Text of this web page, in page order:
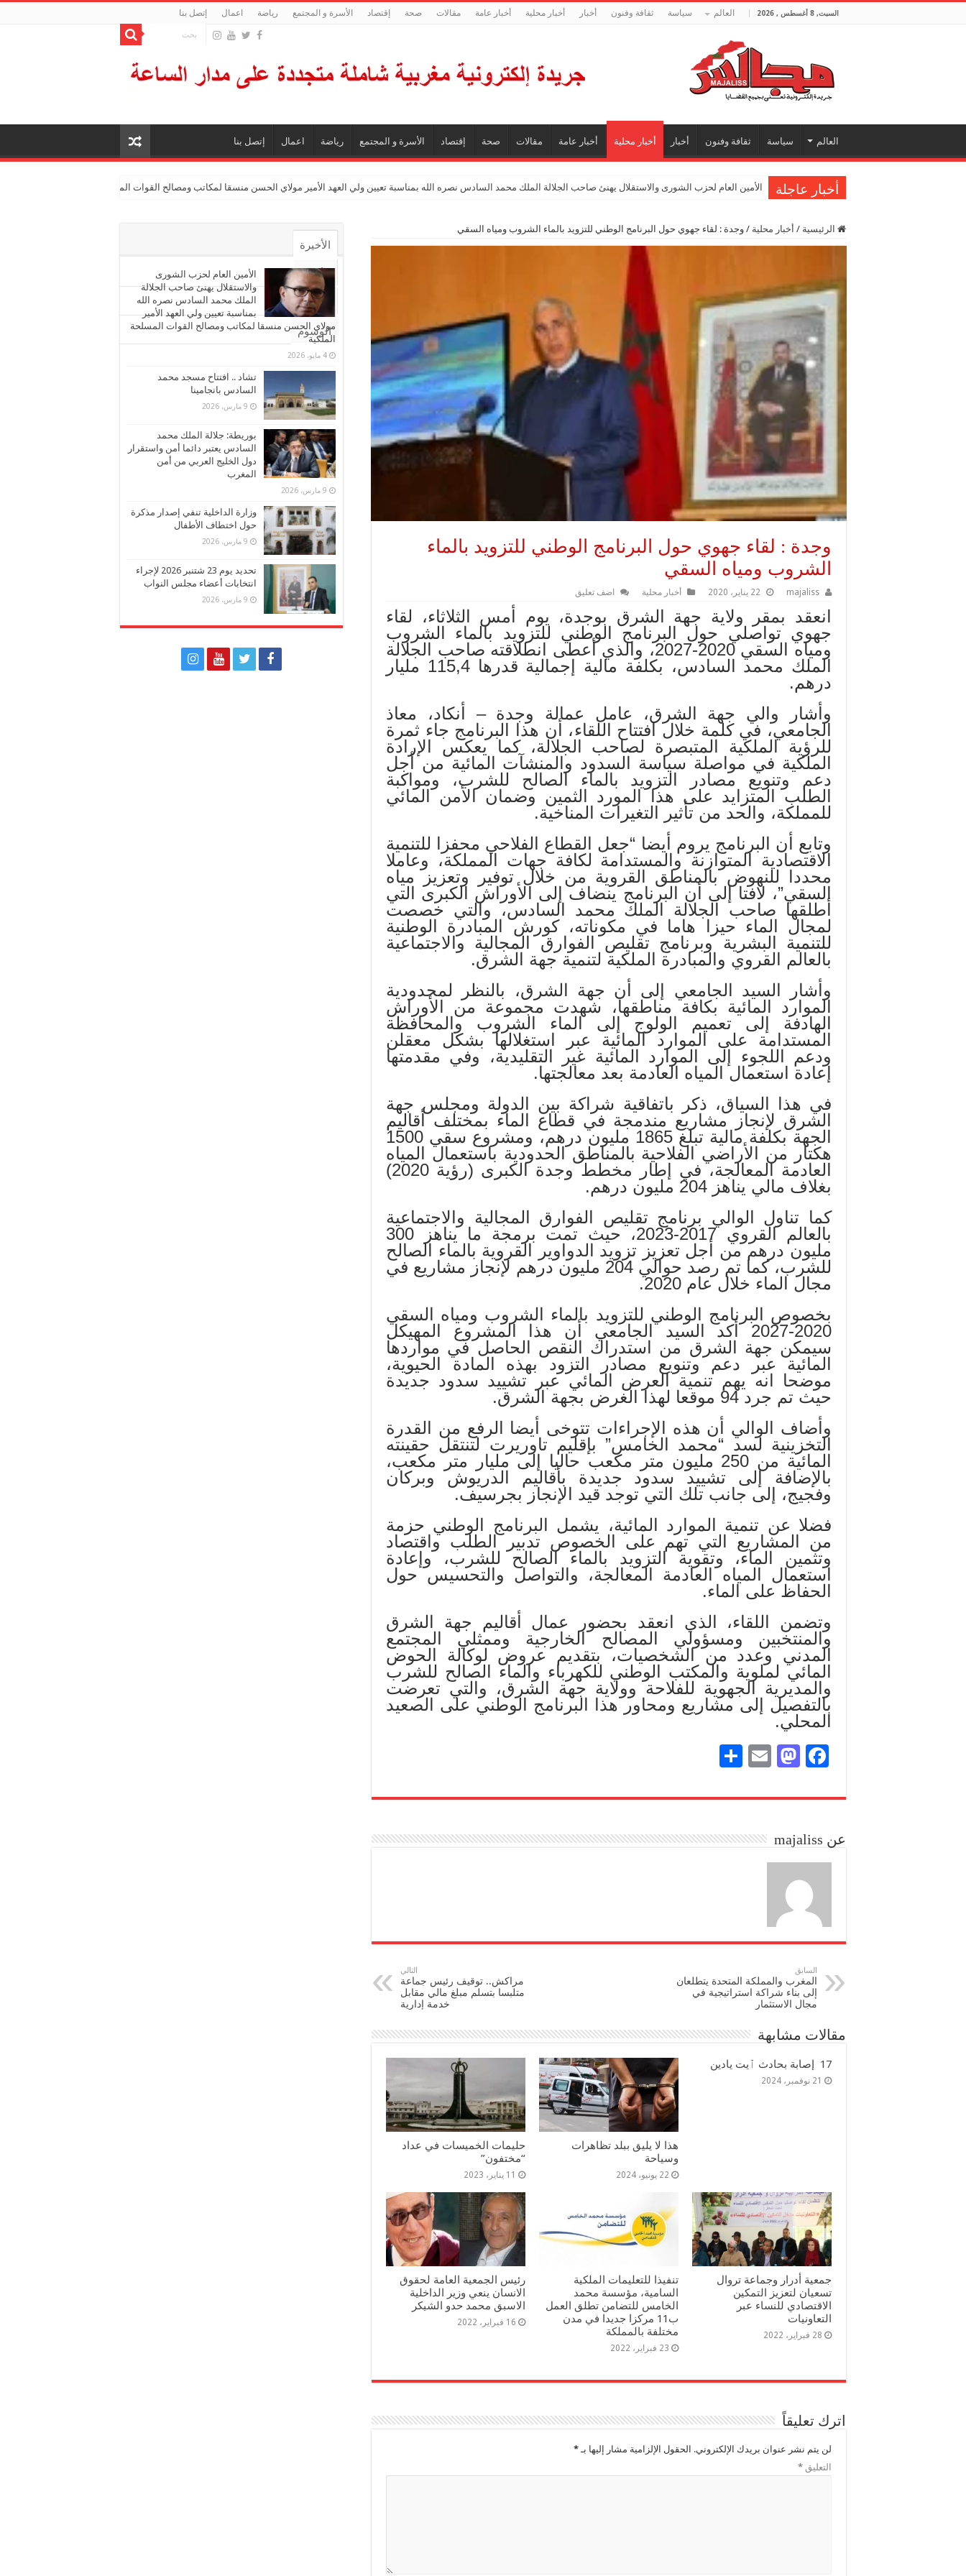
السبت, 8 أغسطس , 2026 العالم سياسة ثقافة وفنون أخبار أخبار محلية أخبار عامة مقالات صحة إقتصاد الأسرة و المجتمع رياضة اعمال إتصل بنا
العالم سياسة ثقافة وفنون أخبار أخبار محلية أخبار عامة مقالات صحة إقتصاد الأسرة و المجتمع رياضة اعمال إتصل بنا
أخبار عاجلة الأمين العام لحزب الشورى والاستقلال يهنئ صاحب الجلالة الملك محمد السادس نصره الله بمناسبة تعيين ولي العهد الأمير مولاي الحسن منسقا لمكاتب ومصالح القوات المسلحة الملكية
الرئيسية / أخبار محلية / وجدة : لقاء جهوي حول البرنامج الوطني للتزويد بالماء الشروب ومياه السقي
وجدة : لقاء جهوي حول البرنامج الوطني للتزويد بالماء
الشروب ومياه السقي
majaliss 22 يناير، 2020 أخبار محلية اضف تعليق
انعقد بمقر ولاية جهة الشرق بوجدة، يوم أمس الثلاثاء، لقاء
جهوي تواصلي حول البرنامج الوطني للتزويد بالماء الشروب
ومياه السقي 2020-2027، والذي أعطى انطلاقته صاحب الجلالة
الملك محمد السادس، بكلفة مالية إجمالية قدرها 115,4 مليار
درهم.
وأشار والي جهة الشرق، عامل عمالة وجدة – أنكاد، معاذ
الجامعي، في كلمة خلال افتتاح اللقاء، أن هذا البرنامج جاء ثمرة
للرؤية الملكية المتبصرة لصاحب الجلالة، كما يعكس الإرادة
الملكية في مواصلة سياسة السدود والمنشآت المائية من أجل
دعم وتنويع مصادر التزويد بالماء الصالح للشرب، ومواكبة
الطلب المتزايد على هذا المورد الثمين وضمان الأمن المائي
للمملكة، والحد من تأثير التغيرات المناخية.
وتابع أن البرنامج يروم أيضا “جعل القطاع الفلاحي محفزا للتنمية
الاقتصادية المتوازنة والمستدامة لكافة جهات المملكة، وعاملا
محددا للنهوض بالمناطق القروية من خلال توفير وتعزيز مياه
السقي”، لافتا إلى أن البرنامج ينضاف إلى الأوراش الكبرى التي
أطلقها صاحب الجلالة الملك محمد السادس، والتي خصصت
لمجال الماء حيزا هاما في مكوناته، كورش المبادرة الوطنية
للتنمية البشرية وبرنامج تقليص الفوارق المجالية والاجتماعية
بالعالم القروي والمبادرة الملكية لتنمية جهة الشرق.
وأشار السيد الجامعي إلى أن جهة الشرق، بالنظر لمحدودية
الموارد المائية بكافة مناطقها، شهدت مجموعة من الأوراش
الهادفة إلى تعميم الولوج إلى الماء الشروب والمحافظة
المستدامة على الموارد المائية عبر استغلالها بشكل معقلن
ودعم اللجوء إلى الموارد المائية غير التقليدية، وفي مقدمتها
إعادة استعمال المياه العادمة بعد معالجتها.
في هذا السياق، ذكر باتفاقية شراكة بين الدولة ومجلس جهة
الشرق لإنجاز مشاريع مندمجة في قطاع الماء بمختلف أقاليم
الجهة بكلفة مالية تبلغ 1865 مليون درهم، ومشروع سقي 1500
هكتار من الأراضي الفلاحية بالمناطق الحدودية باستعمال المياه
العادمة المعالجة، في إطار مخطط وجدة الكبرى (رؤية 2020)
بغلاف مالي يناهز 204 مليون درهم.
كما تناول الوالي برنامج تقليص الفوارق المجالية والاجتماعية
بالعالم القروي 2017-2023، حيث تمت برمجة ما يناهز 300
مليون درهم من أجل تعزيز تزويد الدواوير القروية بالماء الصالح
للشرب، كما تم رصد حوالي 204 مليون درهم لإنجاز مشاريع في
مجال الماء خلال عام 2020.
بخصوص البرنامج الوطني للتزويد بالماء الشروب ومياه السقي
2020-2027 أكد السيد الجامعي أن هذا المشروع المهيكل
سيمكن جهة الشرق من استدراك النقص الحاصل في مواردها
المائية عبر دعم وتنويع مصادر التزود بهذه المادة الحيوية،
موضحا انه يهم تنمية العرض المائي عبر تشييد سدود جديدة
حيث تم جرد 94 موقعا لهذا الغرض بجهة الشرق.
وأضاف الوالي أن هذه الإجراءات تتوخى أيضا الرفع من القدرة
التخزينية لسد “محمد الخامس” بإقليم تاوريرت لتنتقل حقينته
المائية من 250 مليون متر مكعب حاليا إلى مليار متر مكعب،
بالإضافة إلى تشييد سدود جديدة بأقاليم الدريوش وبركان
وفجيج، إلى جانب تلك التي توجد قيد الإنجاز بجرسيف.
فضلا عن تنمية الموارد المائية، يشمل البرنامج الوطني حزمة
من المشاريع التي تهم على الخصوص تدبير الطلب واقتصاد
وتثمين الماء، وتقوية التزويد بالماء الصالح للشرب، وإعادة
استعمال المياه العادمة المعالجة، والتواصل والتحسيس حول
الحفاظ على الماء.
وتضمن اللقاء، الذي انعقد بحضور عمال أقاليم جهة الشرق
والمنتخبين ومسؤولي المصالح الخارجية وممثلي المجتمع
المدني وعدد من الشخصيات، بتقديم عروض لوكالة الحوض
المائي لملوية والمكتب الوطني للكهرباء والماء الصالح للشرب
والمديرية الجهوية للفلاحة وولاية جهة الشرق، والتي تعرضت
بالتفصيل إلى مشاريع ومحاور هذا البرنامج الوطني على الصعيد
المحلي.
Fa
bo
M
to
n
E
ail
re
عن majaliss
السابق
المغرب والمملكة المتحدة يتطلعان
إلى بناء شراكة استراتيجية في
مجال الاستثمار
التالي
مراكش.. توقيف رئيس جماعة
متلبسا بتسلم مبلغ مالي مقابل
خدمة إدارية
مقالات مشابهة
17 إصابة بحادث ٱيت يادين
21 نوفمبر، 2024
هذا لا يليق ببلد تظاهرات
وسياحة
22 يونيو، 2024
حليمات الخميسات في عداد
“مختفون”
11 يناير، 2023
جمعية أدرار وجماعة تروال
تسعيان لتعزيز التمكين
الاقتصادي للنساء عبر
التعاونيات
28 فبراير، 2022
تنفيذا للتعليمات الملكية
السامية، مؤسسة محمد
الخامس للتضامن تطلق العمل
ب11 مركزا جديدا في مدن
مختلفة بالمملكة
23 فبراير، 2022
رئيس الجمعية العامة لحقوق
الانسان ينعي وزير الداخلية
الاسبق محمد حدو الشيكر
16 فبراير، 2022
اترك تعليقاً
لن يتم نشر عنوان بريدك الإلكتروني. الحقول الإلزامية مشار إليها بـ*
التعليق *
الأخيرة
الأشهر
تعليقات
الوسوم
الأمين العام لحزب الشورى
والاستقلال يهنئ صاحب الجلالة
الملك محمد السادس نصره الله
بمناسبة تعيين ولي العهد الأمير
مولاي الحسن منسقا لمكاتب ومصالح القوات المسلحة
الملكية
4 مايو، 2026
تشاد .. افتتاح مسجد محمد
السادس بانجامينا
9 مارس، 2026
بوريطة: جلالة الملك محمد
السادس يعتبر دائما أمن واستقرار
دول الخليج العربي من أمن
المغرب
9 مارس، 2026
وزارة الداخلية تنفي إصدار مذكرة
حول اختطاف الأطفال
9 مارس، 2026
تحديد يوم 23 شتنبر 2026 لإجراء
انتخابات أعضاء مجلس النواب
9 مارس، 2026